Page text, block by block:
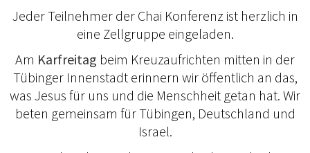
Jeder Teilnehmer der Chai Konferenz ist herzlich in
eine Zellgruppe eingeladen.
Am Karfreitag beim Kreuzaufrichten mitten in der
Tübinger Innenstadt erinnern wir öffentlich an das,
was Jesus für uns und die Menschheit getan hat. Wir
beten gemeinsam für Tübingen, Deutschland und
Israel.